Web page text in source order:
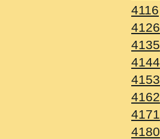
4116
4126
4135
4144
4153
4162
4171
4180